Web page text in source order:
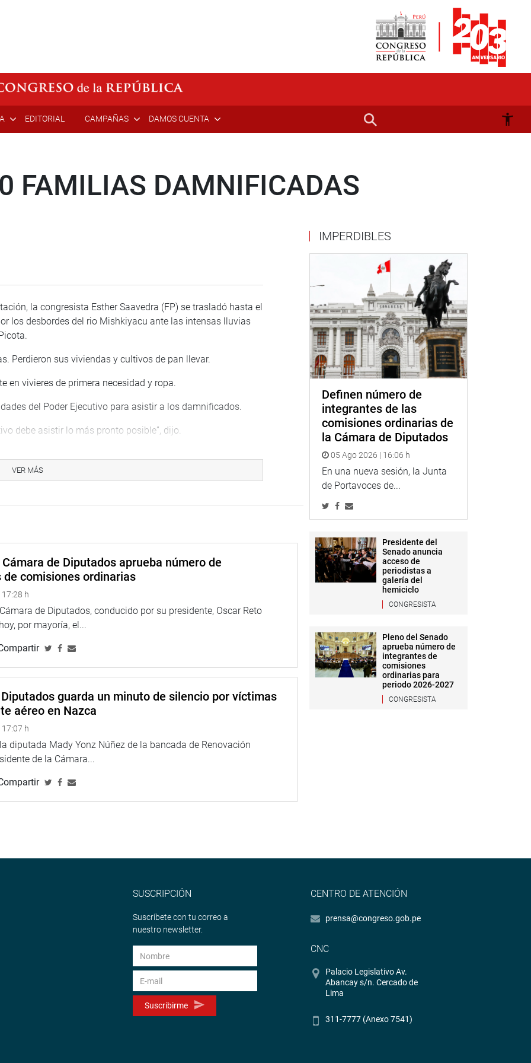
EDITORIAL CAMPAÑAS DAMOS CUENTA
FAMILIAS DAMNIFICADAS
la congresista Esther Saavedra (FP) se trasladó hasta el
los desbordes del rio Mishkiyacu ante las intensas lluvias
Perdieron sus viviendas y cultivos de pan llevar.
en vivieres de primera necesidad y ropa.
del Poder Ejecutivo para asistir a los damnificados.
debe asistir lo más pronto posible”, dijo.
web y redes sociales.
congresoperu
<http://www.youtube.com/congresoperu
<https://soundcloud.com/radiocongreso
fotografia.asp
VER MÁS
de Diputados aprueba número de
comisiones ordinarias
h
de Diputados, conducido por su presidente, Oscar Reto
por mayoría, el...
guarda un minuto de silencio por víctimas
aéreo en Nazca
h
diputada Mady Yonz Núñez de la bancada de Renovación
de la Cámara...
IMPERDIBLES
Definen número de
integrantes de las
comisiones ordinarias de
la Cámara de Diputados
05 Ago 2026 | 16:06 h
En una nueva sesión, la Junta
de Portavoces de...
Presidente del
Senado anuncia
acceso de
periodistas a
galería del
hemiciclo
CONGRESISTA
Pleno del Senado
aprueba número de
integrantes de
comisiones
ordinarias para
periodo 2026-2027
CONGRESISTA
SUSCRIPCIÓN
Suscríbete con tu correo a
nuestro newsletter.
Suscribirme
CENTRO DE ATENCIÓN
prensa@congreso.gob.pe
CNC
Palacio Legislativo Av.
Abancay s/n. Cercado de
Lima
311-7777 (Anexo 7541)